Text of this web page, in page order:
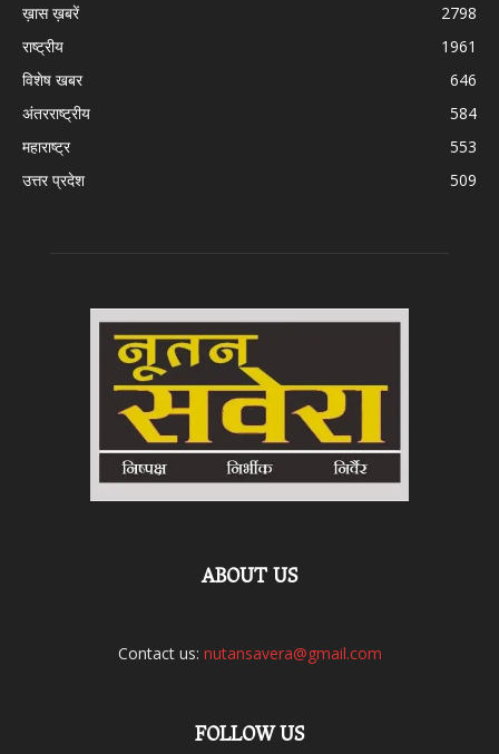
ख़ास ख़बरें
2798
राष्ट्रीय
1961
विशेष खबर
646
अंतरराष्ट्रीय
584
महाराष्ट्र
553
उत्तर प्रदेश
509
ABOUT US
Contact us: nutansavera@gmail.com
FOLLOW US